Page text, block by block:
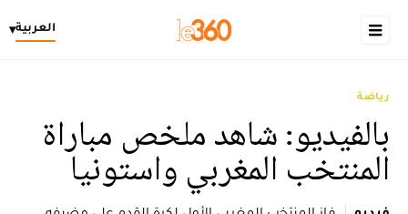
العربية▾
رياضة
بالفيديو: شاهد ملخص مباراة
المنتخب المغربي واستونيا